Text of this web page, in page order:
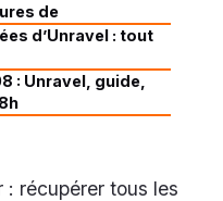
de
d’Unravel : tout
: Unravel, guide,
: récupérer tous les